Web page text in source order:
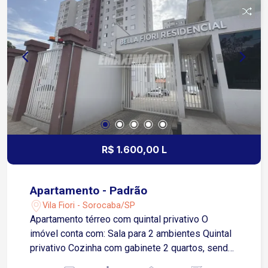
farmácias, escolas, academias, restaurantes,
padarias e diversos comércios e serviços
Transporte público nas proximidades Condomínio
Piscina Espaço gourmet Portaria Condomínio
com infraestrutura que oferece segurança, lazer e
comodidade, ideal para quem busca qualidade de
vida e tranquilidade no aluguel
R$ 1.600,00 L
Apartamento - Padrão
Vila Fiori - Sorocaba/SP
Apartamento térreo com quintal privativo O
imóvel conta com: Sala para 2 ambientes Quintal
privativo Cozinha com gabinete 2 quartos, sendo